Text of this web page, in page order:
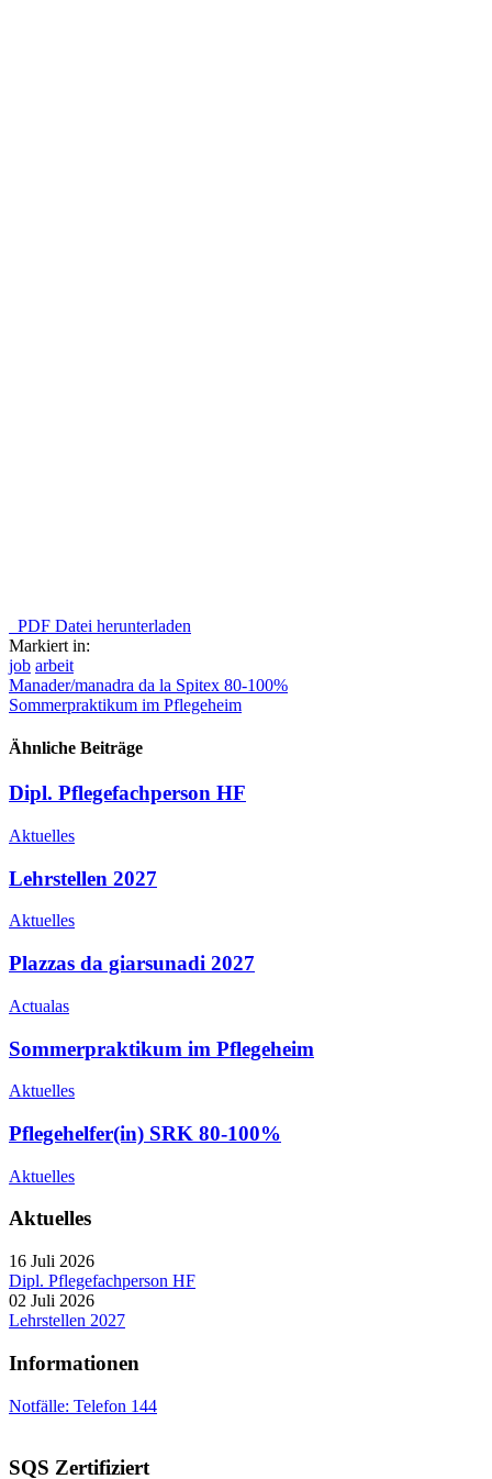
PDF Datei herunterladen
Markiert in:
job arbeit
Manader/manadra da la Spitex 80-100%
Sommerpraktikum im Pflegeheim
Ähnliche Beiträge
Dipl. Pflegefachperson HF
Aktuelles
Lehrstellen 2027
Aktuelles
Plazzas da giarsunadi 2027
Actualas
Sommerpraktikum im Pflegeheim
Aktuelles
Pflegehelfer(in) SRK 80-100%
Aktuelles
Aktuelles
16 Juli 2026
Dipl. Pflegefachperson HF
02 Juli 2026
Lehrstellen 2027
Informationen
Notfälle: Telefon 144
SQS Zertifiziert